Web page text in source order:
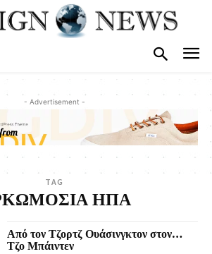
- Advertisement -
TAG
ΗΠΑ
Από τον Τζορτζ Ουάσινγκτον στον…
Τζο Μπάιντεν